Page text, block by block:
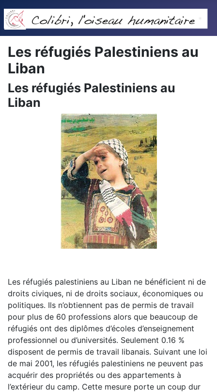
Les réfugiés Palestiniens au
Liban
Les réfugiés Palestiniens au
Liban
Les réfugiés palestiniens au Liban ne bénéficient ni de
droits civiques, ni de droits sociaux, économiques ou
politiques. Ils n’obtiennent pas de permis de travail
pour plus de 60 professions alors que beaucoup de
réfugiés ont des diplômes d’écoles d’enseignement
professionnel ou d’universités. Seulement 0.16 %
disposent de permis de travail libanais. Suivant une loi
de mai 2001, les réfugiés palestiniens ne peuvent pas
acquérir des propriétés ou des appartements à
l’extérieur du camp. Cette mesure porte un coup dur